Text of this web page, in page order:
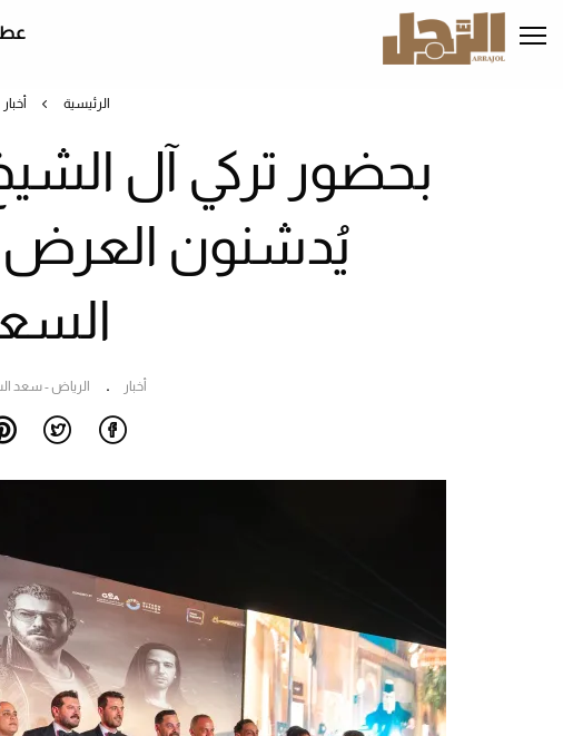
إلى
المحتوى
الرئيسية أخبار
يُدشنون العرض
أخبار الرياض - سعد